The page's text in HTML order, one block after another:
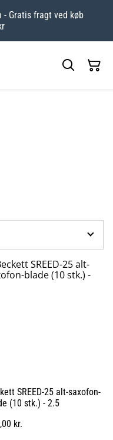
Gratis fragt ved køb
SREED-25 alt-saxofon-
(10 stk.) - 2.5
kr.